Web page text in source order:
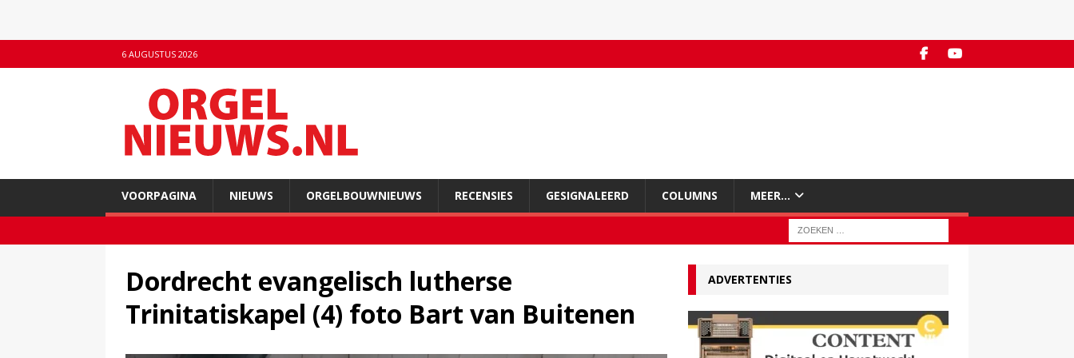
6 AUGUSTUS 2026
VOORPAGINA NIEUWS ORGELBOUWNIEUWS RECENSIES GESIGNALEERD COLUMNS MEER…
Dordrecht evangelisch lutherse
Trinitatiskapel (4) foto Bart van Buitenen
ADVERTENTIES